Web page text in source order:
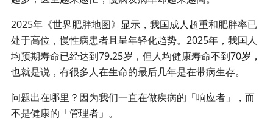
2025年《世界肥胖地图》显示，我国成人超重和肥胖率已
处于高位，慢性病患者且呈年轻化趋势。2025年，我国人
均预期寿命已经达到79.25岁，但人均健康寿命不到70岁，
也就是说，有很多人在生命的最后几年是在带病生存。
问题出在哪里？因为我们一直在做疾病的「响应者」，而
不是健康的「管理者」。